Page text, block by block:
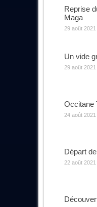
Reprise
Maga
29 août 2021
Un vide
29 août 2021
Occitane
24 août 2021
Départ
22 août 2021